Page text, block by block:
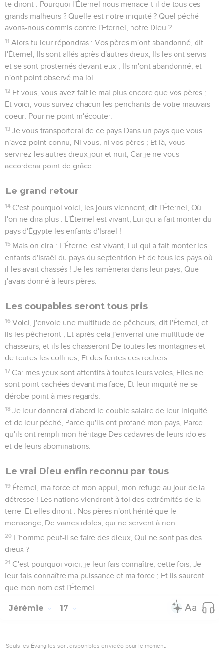
te diront : Pourquoi l'Éternel nous menace-t-il de tous ces
grands malheurs ? Quelle est notre iniquité ? Quel péché
avons-nous commis contre l'Éternel, notre Dieu ?
11 Alors tu leur répondras : Vos pères m'ont abandonné, dit
l'Éternel, Ils sont allés après d'autres dieux, Ils les ont servis
et se sont prosternés devant eux ; Ils m'ont abandonné, et
n'ont point observé ma loi.
12 Et vous, vous avez fait le mal plus encore que vos pères ;
Et voici, vous suivez chacun les penchants de votre mauvais
coeur, Pour ne point m'écouter.
13 Je vous transporterai de ce pays Dans un pays que vous
n'avez point connu, Ni vous, ni vos pères ; Et là, vous
servirez les autres dieux jour et nuit, Car je ne vous
accorderai point de grâce.
Le grand retour
14 C'est pourquoi voici, les jours viennent, dit l'Éternel, Où
l'on ne dira plus : L'Éternel est vivant, Lui qui a fait monter du
pays d'Égypte les enfants d'Israël !
15 Mais on dira : L'Éternel est vivant, Lui qui a fait monter les
enfants d'Israël du pays du septentrion Et de tous les pays où
il les avait chassés ! Je les ramènerai dans leur pays, Que
j'avais donné à leurs pères.
Les coupables seront tous pris
16 Voici, j'envoie une multitude de pêcheurs, dit l'Éternel, et
ils les pêcheront ; Et après cela j'enverrai une multitude de
chasseurs, et ils les chasseront De toutes les montagnes et
de toutes les collines, Et des fentes des rochers.
17 Car mes yeux sont attentifs à toutes leurs voies, Elles ne
sont point cachées devant ma face, Et leur iniquité ne se
dérobe point à mes regards.
18 Je leur donnerai d'abord le double salaire de leur iniquité
et de leur péché, Parce qu'ils ont profané mon pays, Parce
qu'ils ont rempli mon héritage Des cadavres de leurs idoles
et de leurs abominations.
Le vrai Dieu enfin reconnu par tous
19 Éternel, ma force et mon appui, mon refuge au jour de la
détresse ! Les nations viendront à toi des extrémités de la
terre, Et elles diront : Nos pères n'ont hérité que le
mensonge, De vaines idoles, qui ne servent à rien.
20 L'homme peut-il se faire des dieux, Qui ne sont pas des
dieux ? -
21 C'est pourquoi voici, je leur fais connaître, cette fois, Je
leur fais connaître ma puissance et ma force ; Et ils sauront
que mon nom est l'Éternel.
Jérémie 17
Seuls les Évangiles sont disponibles en vidéo pour le moment.